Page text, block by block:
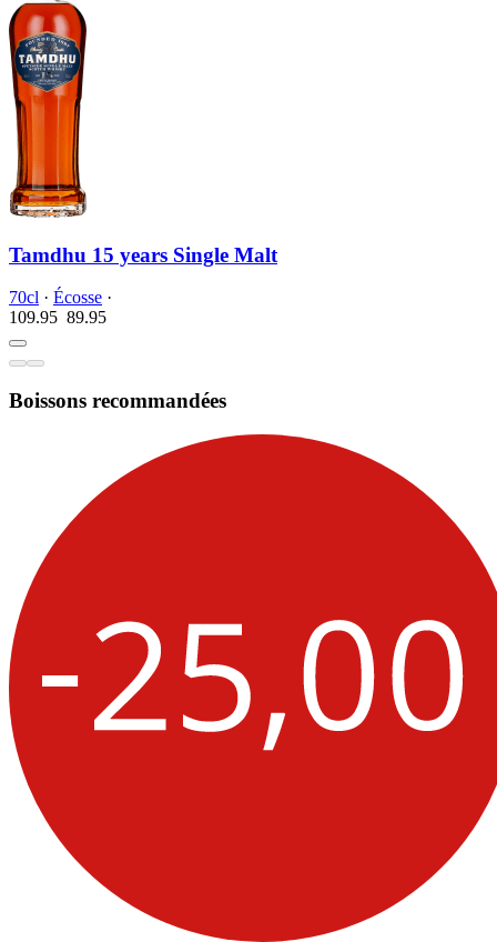
Tamdhu 15 years Single Malt
70cl · Écosse ·
109.95 89.95
Boissons recommandées